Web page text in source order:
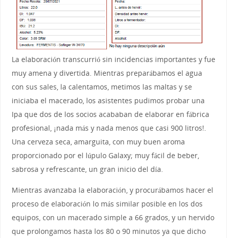
La elaboración transcurrió sin incidencias importantes y fue
muy amena y divertida. Mientras preparábamos el agua
con sus sales, la calentamos, metimos las maltas y se
iniciaba el macerado, los asistentes pudimos probar una
Ipa que dos de los socios acababan de elaborar en fábrica
profesional, ¡nada más y nada menos que casi 900 litros!.
Una cerveza seca, amarguita, con muy buen aroma
proporcionado por el lúpulo Galaxy; muy fácil de beber,
sabrosa y refrescante, un gran inicio del día.
Mientras avanzaba la elaboración, y procurábamos hacer el
proceso de elaboración lo más similar posible en los dos
equipos, con un macerado simple a 66 grados, y un hervido
que prolongamos hasta los 80 o 90 minutos ya que dicho